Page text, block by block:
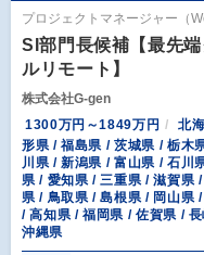
プロジェクトマネージャー（
SI部門長候補【最先
ルリモート】
株式会社G-gen
1300万円～1849万円
北
形県 / 福島県 / 茨城県 / 栃木
川県 / 新潟県 / 富山県 / 石川
県 / 愛知県 / 三重県 / 滋賀県
県 / 鳥取県 / 島根県 / 岡山県
/ 高知県 / 福岡県 / 佐賀県 /
沖縄県